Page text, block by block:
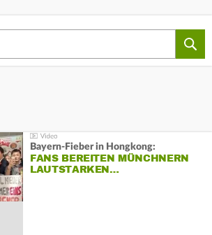
Bayern-Fieber in Hongkong:
FANS BEREITEN MÜNCHNERN
LAUTSTARKEN…